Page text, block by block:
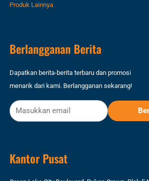
Produk Lainnya
Berlangganan Berita
Dapatkan berita-berita terbaru dan promosi
menarik dari kami. Berlangganan sekarang!
Kantor Pusat